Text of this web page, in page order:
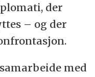
der
– og der
med